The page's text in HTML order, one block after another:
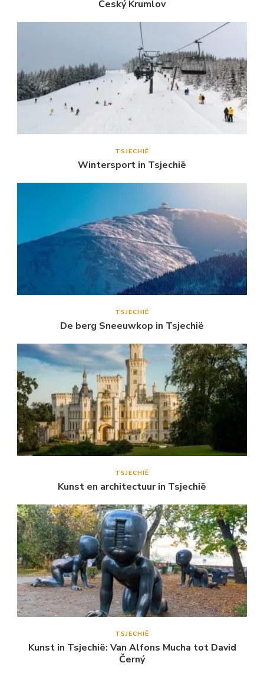
Český Krumlov
TSJECHIË
Wintersport in Tsjechië
TSJECHIË
De berg Sneeuwkop in Tsjechië
TSJECHIË
Kunst en architectuur in Tsjechië
TSJECHIË
Kunst in Tsjechië: Van Alfons Mucha tot David
Černý